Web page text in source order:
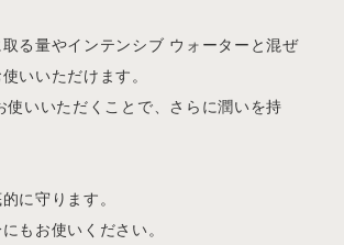
る量やインテンシブ ウォーターと混ぜ
いいただけます。
いいただくことで、さらに潤いを持
に守ります。
もお使いください。